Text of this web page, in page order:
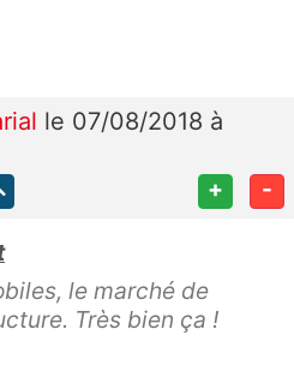
le 07/08/2018 à
+ -
le marché de
Très bien ça !